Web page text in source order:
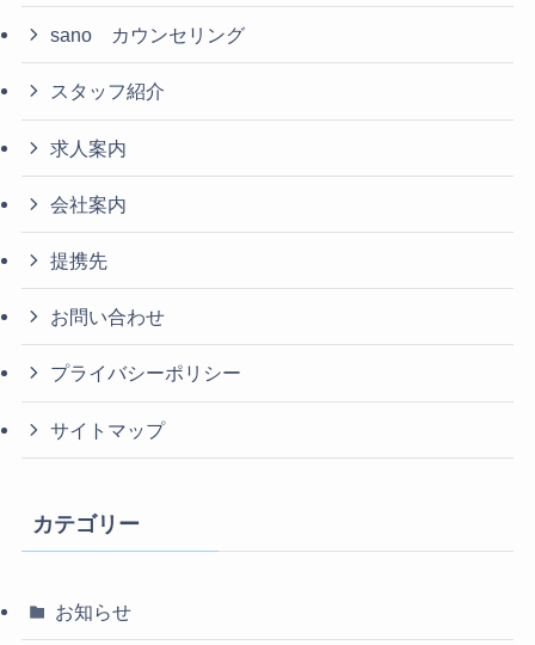
sano カウンセリング
スタッフ紹介
求人案内
会社案内
提携先
お問い合わせ
プライバシーポリシー
サイトマップ
カテゴリー
お知らせ